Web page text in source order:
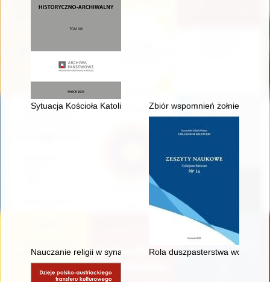
Sytuacja Kościoła Katolickiego w powiecie gostynińskim
Zbiór wspomnień żołnierzy
Nauczanie religii w synagodze : kazania dla młodzieży w
Rola duszpasterstwa